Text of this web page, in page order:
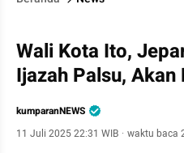
Wali Kota Ito,
Ijazah Palsu, Akan
kumparanNEWS
11 Juli 2025 22:31 WIB · waktu baca